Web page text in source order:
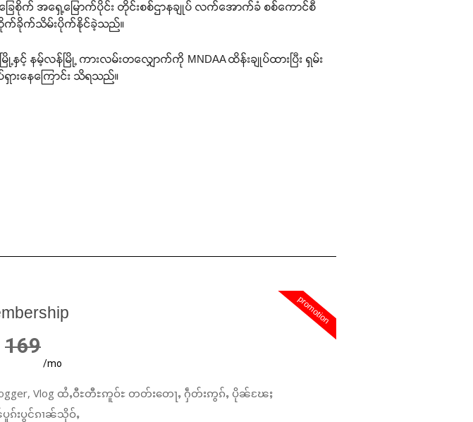
က် အရှေ့မြောက်ပိုင်း တိုင်းစစ်ဌာနချုပ် လက်အောက်ခံ စစ်ကောင်စီ
တိုက်ခိုက်သိမ်းပိုက်နိုင်ခဲ့သည်။
နှင့် နမ့်လန်မြို့ ကားလမ်းတလျှောက်ကို MNDAA ထိန်းချုပ်ထားပြီး ရှမ်း
ားနေကြောင်း သိရသည်။
promotion
169
/mo
Vlog ထႆႇဝီႊတီႊဢူဝ်ႊ တတ်းတေႃႇ ႁဵတ်းဢွၵ်ႇ ပိုၼ်ၽႄႈ
ၵ်းပွင်ၵၢၼ်သိုဝ်ႇ